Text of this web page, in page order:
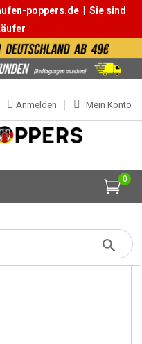
poppers.de | Sie sind
Mein Konto
Anmelden
0
10ml